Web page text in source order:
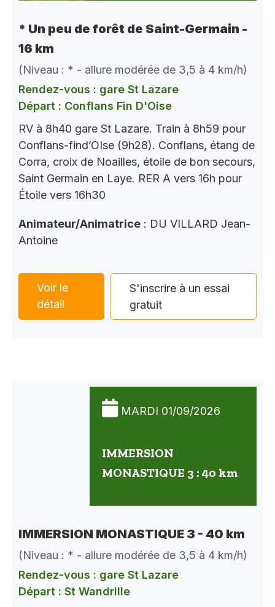
* Un peu de forêt de Saint-Germain -
16 km
(Niveau : * - allure modérée de 3,5 à 4 km/h)
Rendez-vous : gare St Lazare
Départ : Conflans Fin D'Oise
RV à 8h40 gare St Lazare. Train à 8h59 pour
Conflans-find’OIse (9h28). Conflans, étang de
Corra, croix de Noailles, étoile de bon secours,
Saint Germain en Laye. RER A vers 16h pour
Étoile vers 16h30
Animateur/Animatrice : DU VILLARD Jean-
Antoine
Voir le
détail
S'inscrire à un essai
gratuit
MARDI 01/09/2026
IMMERSION
MONASTIQUE 3 : 40 km
IMMERSION MONASTIQUE 3 - 40 km
(Niveau : * - allure modérée de 3,5 à 4 km/h)
Rendez-vous : gare St Lazare
Départ : St Wandrille